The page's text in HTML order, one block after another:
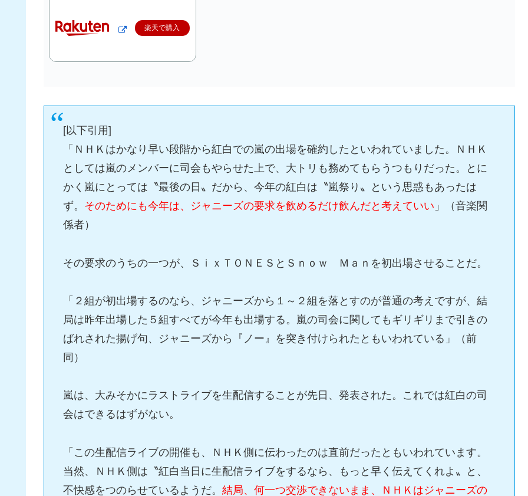
楽天で購入
[以下引用]
「ＮＨＫはかなり早い段階から紅白での嵐の出場を確約したといわれていました。ＮＨＫ
としては嵐のメンバーに司会もやらせた上で、大トリも務めてもらうつもりだった。とに
かく嵐にとっては〝最後の日〟だから、今年の紅白は〝嵐祭り〟という思惑もあったは
ず。 そのためにも今年は、ジャニーズの要求を飲めるだけ飲んだと考えていい 」（音楽関
係者）
その要求のうちの一つが、ＳｉｘＴＯＮＥＳとＳｎｏｗ Ｍａｎを初出場させることだ。
「２組が初出場するのなら、ジャニーズから１～２組を落とすのが普通の考えですが、結
局は昨年出場した５組すべてが今年も出場する。嵐の司会に関してもギリギリまで引きの
ばれされた揚げ句、ジャニーズから『ノー』を突き付けられたともいわれている」（前
同）
嵐は、大みそかにラストライブを生配信することが先日、発表された。これでは紅白の司
会はできるはずがない。
「この生配信ライブの開催も、ＮＨＫ側に伝わったのは直前だったともいわれています。
当然、ＮＨＫ側は〝紅白当日に生配信ライブをするなら、もっと早く伝えてくれよ〟と、
不快感をつのらせているようだ。結局、何一つ交渉できないまま、ＮＨＫはジャニーズの